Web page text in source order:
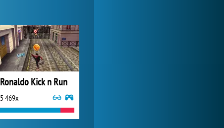
Ronaldo Kick n Run
5 469x
World of Tanks